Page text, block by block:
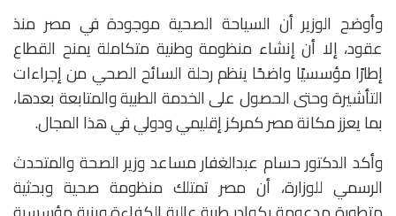
وأوضح الوزير أن السياحة الصحية موجودة في مصر منذ
عقود، إلا أن إنشاء منظومة وطنية متكاملة يمنح القطاع
إطارًا مؤسسيًا واضحًا ينظم رحلة السائح الصحي من إجراءات
التأشيرة وحتى الحصول على الخدمة الطبية والمتابعة بعدها،
بما يعزز مكانة مصر كمركز إقليمي ودولي في هذا المجال.
‏‎وأكد الدكتور حسام عبدالغفار مساعد وزير الصحة والمتحدث
الرسمي للوزارة، أن مصر تمتلك منظومة صحية وبحثية